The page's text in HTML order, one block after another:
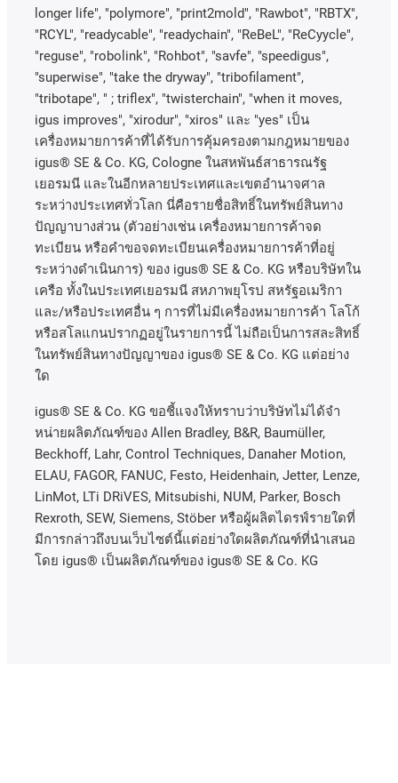
longer life", "polymore", "print2mold", "Rawbot", "RBTX",
"RCYL", "readycable", "readychain", "ReBeL", "ReCyycle",
"reguse", "robolink", "Rohbot", "savfe", "speedigus",
"superwise", "take the dryway", "tribofilament",
"tribotape", " ; triflex", "twisterchain", "when it moves,
igus improves", "xirodur", "xiros" และ "yes" เป็น
เครื่องหมายการค้าที่ได้รับการคุ้มครองตามกฎหมายของ
igus® SE & Co. KG, Cologne ในสหพันธ์สาธารณรัฐ
เยอรมนี และในอีกหลายประเทศและเขตอํานาจศาล
ระหว่างประเทศทั่วโลก นี่คือรายชื่อสิทธิ์ในทรัพย์สินทาง
ปัญญาบางส่วน (ตัวอย่างเช่น เครื่องหมายการค้าจด
ทะเบียน หรือคำขอจดทะเบียนเครื่องหมายการค้าที่อยู่
ระหว่างดำเนินการ) ของ igus® SE & Co. KG หรือบริษัทใน
เครือ ทั้งในประเทศเยอรมนี สหภาพยุโรป สหรัฐอเมริกา
และ/หรือประเทศอื่น ๆ การที่ไม่มีเครื่องหมายการค้า โลโก้
หรือสโลแกนปรากฏอยู่ในรายการนี้ ไม่ถือเป็นการสละสิทธิ์
ในทรัพย์สินทางปัญญาของ igus® SE & Co. KG แต่อย่าง
ใด
igus® SE & Co. KG ขอชี้แจงให้ทราบว่าบริษัทไม่ได้จํา
หน่ายผลิตภัณฑ์ของ Allen Bradley, B&R, Baumüller,
Beckhoff, Lahr, Control Techniques, Danaher Motion,
ELAU, FAGOR, FANUC, Festo, Heidenhain, Jetter, Lenze,
LinMot, LTi DRiVES, Mitsubishi, NUM, Parker, Bosch
Rexroth, SEW, Siemens, Stöber หรือผู้ผลิตไดรฟ์รายใดที่
มีการกล่าวถึงบนเว็บไซต์นี้แต่อย่างใดผลิตภัณฑ์ที่นําเสนอ
โดย igus® เป็นผลิตภัณฑ์ของ igus® SE & Co. KG